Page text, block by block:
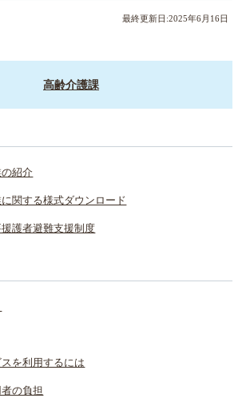
最終更新日:2025年6月 16日
高齢介護課
紹介
関する様式ダウンロード
護者避難支援制度
を利用するには
の負担